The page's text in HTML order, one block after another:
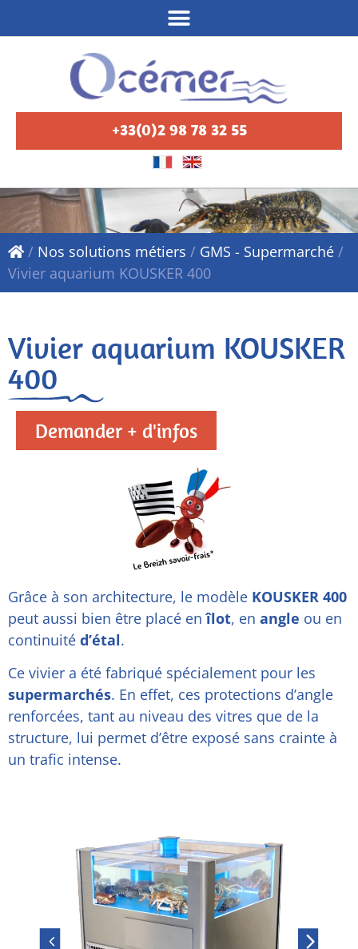
+33(0)2 98 78 32 55
/ Nos solutions métiers / GMS - Supermarché /
Vivier aquarium KOUSKER 400
Vivier aquarium KOUSKER
400
Demander + d'infos
Grâce à son architecture, le modèle KOUSKER 400
peut aussi bien être placé enîlot, en angle ou en
continuité d’étal.
Ce vivier a été fabriqué spécialement pour les
supermarchés. En effet, ces protections d’angle
renforcées, tant au niveau des vitres que de la
structure, lui permet d’être exposé sans crainte à
un trafic intense.